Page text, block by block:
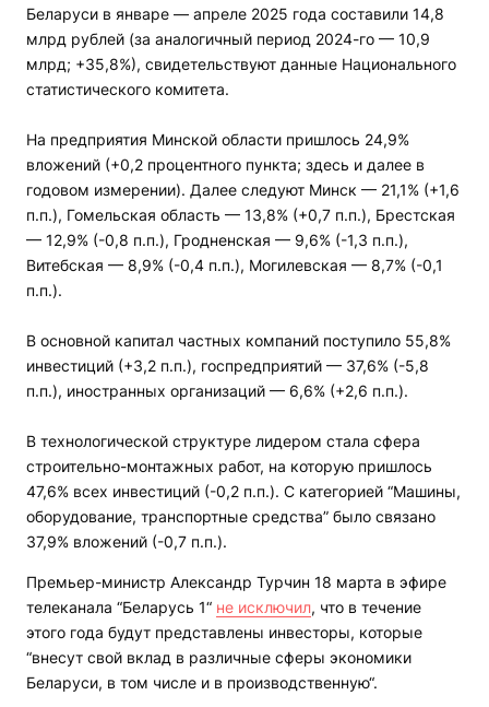
Беларуси в январе — апреле 2025 года составили 14,8
млрд рублей (за аналогичный период 2024-го — 10,9
млрд; +35,8%), свидетельствуют данные Национального
статистического комитета.
На предприятия Минской области пришлось 24,9%
вложений (+0,2 процентного пункта; здесь и далее в
годовом измерении). Далее следуют Минск — 21,1% (+1,6
п.п.), Гомельская область — 13,8% (+0,7 п.п.), Брестская
— 12,9% (-0,8 п.п.), Гродненская — 9,6% (-1,3 п.п.),
Витебская — 8,9% (-0,4 п.п.), Могилевская — 8,7% (-0,1
п.п.).
В основной капитал частных компаний поступило 55,8%
инвестиций (+3,2 п.п.), госпредприятий — 37,6% (-5,8
п.п.), иностранных организаций — 6,6% (+2,6 п.п.).
В технологической структуре лидером стала сфера
строительно-монтажных работ, на которую пришлось
47,6% всех инвестиций (-0,2 п.п.). С категорией “Машины,
оборудование, транспортные средства” было связано
37,9% вложений (-0,7 п.п.).
Премьер-министр Александр Турчин 18 марта в эфире
телеканала “Беларусь 1“ не исключил, что в течение
этого года будут представлены инвесторы, которые
“внесут свой вклад в различные сферы экономики
Беларуси, в том числе и в производственную“.